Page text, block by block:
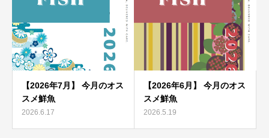
【2026年7月】 今月のオス
スメ鮮魚
2026.6.17
【2026年6月】 今月のオス
スメ鮮魚
2026.5.19